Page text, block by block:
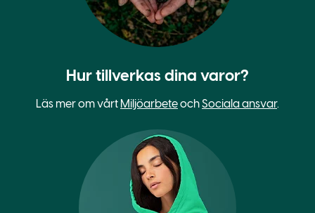
Hur tillverkas dina varor?
Läs mer om vårt MiljöarbeteochSociala ansvar.